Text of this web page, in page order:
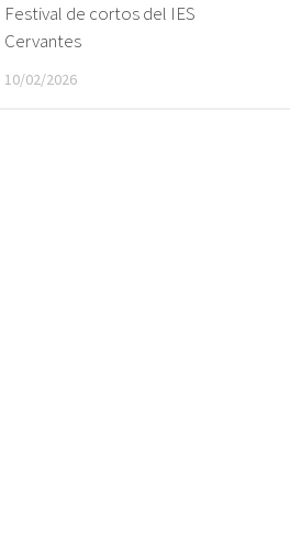
Festival de cortos del IES
Cervantes
10/02/2026